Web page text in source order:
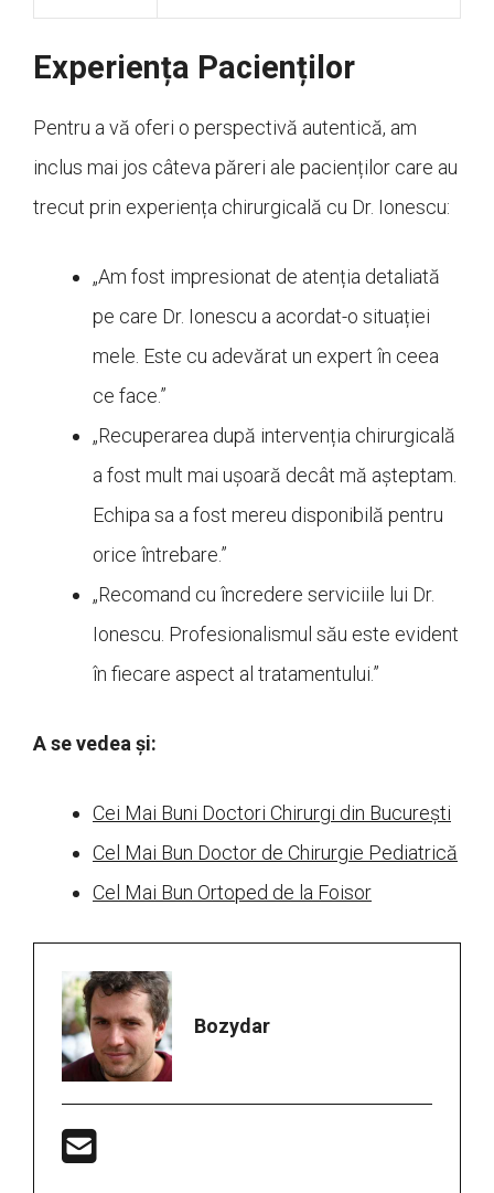
Experiența Pacienților
Pentru a vă oferi o perspectivă autentică, am
inclus mai jos câteva păreri ale pacienților care au
trecut prin experiența chirurgicală cu Dr. Ionescu:
„Am fost impresionat de atenția detaliată
pe care Dr. Ionescu a acordat-o situației
mele. Este cu adevărat un expert în ceea
ce face.”
„Recuperarea după intervenția chirurgicală
a fost mult mai ușoară decât mă așteptam.
Echipa sa a fost mereu disponibilă pentru
orice întrebare.”
„Recomand cu încredere serviciile lui Dr.
Ionescu. Profesionalismul său este evident
în fiecare aspect al tratamentului.”
A se vedea și:
Cei Mai Buni Doctori Chirurgi din București
Cel Mai Bun Doctor de Chirurgie Pediatrică
Cel Mai Bun Ortoped de la Foisor
Bozydar